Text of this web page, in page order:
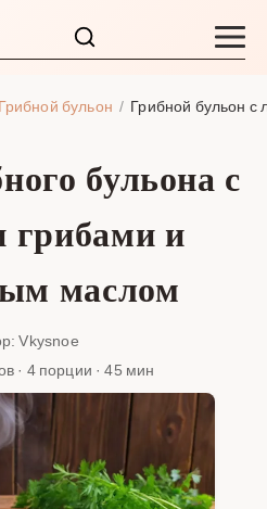
Грибной бульон Грибной бульон
бульона с
грибами и
маслом
Vkysnoe
· 4 порции · 45 мин